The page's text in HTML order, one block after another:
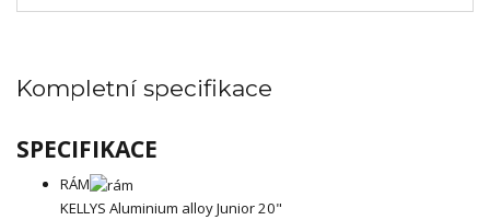
Kompletní specifikace
SPECIFIKACE
RÁM
KELLYS Aluminium alloy Junior 20"